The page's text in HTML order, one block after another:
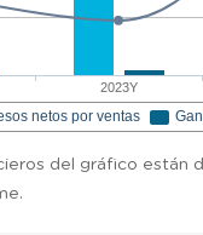
2023Y
netos por ventas
del gráfico están